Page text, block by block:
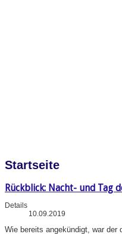
Startseite
Rückblick: Nacht- und Tag
Details
10.09.2019
Wie bereits angekündigt, war der